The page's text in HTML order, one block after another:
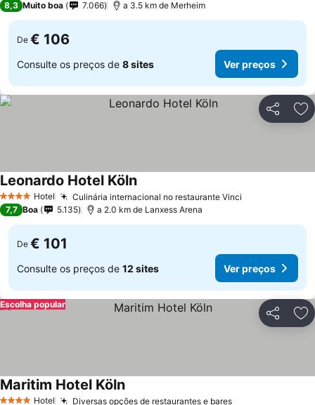
8,3 Muito boa 7.066 a 3.5 km de Merheim
De € 106
Consulte os preços de 8 sites Ver preços
Partilhar
4 EstrelasHotel Culinária internacional no restaurante Vinci
Leonardo Hotel Köln
7,7 Boa 5.135 a 2.0 km de Lanxess Arena
De € 101
Consulte os preços de 12 sites Ver preços
Partilhar
Escolha popular
Hotel Diversas opções de restaurantes e bares
Maritim Hotel Köln